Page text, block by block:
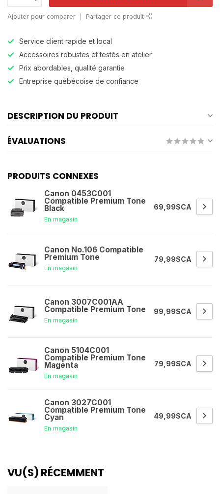
Ajouter pour comparer Partager ce produit
Service client rapide et local
Accessoires robustes et testés en atelier
Prix abordables, qualité garantie
Entreprise québécoise de confiance
DESCRIPTION DU PRODUIT
ÉVALUATIONS
PRODUITS CONNEXES
Canon 0453C001
Compatible Premium Tone
Black
En magasin
69,99$CA
Canon No.106 Compatible
Premium Tone
En magasin
79,99$CA
Canon 3007C001AA
Compatible Premium Tone
En magasin
99,99$CA
Canon 5104C001
Compatible Premium Tone
Magenta
En magasin
79,99$CA
Canon 3027C001
Compatible Premium Tone
Cyan
En magasin
49,99$CA
VU(S) RÉCEMMENT